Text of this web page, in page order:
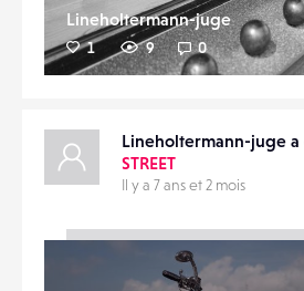
Lineholtermann-juge
1 9 0
Lineholtermann-juge a
STREET
Il y a 7 ans et 2 mois